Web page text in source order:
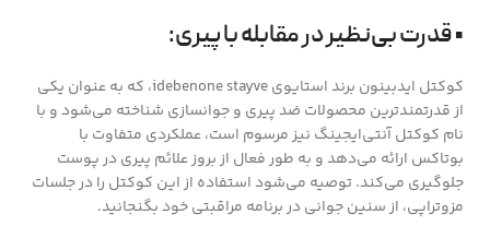
• قدرت بی‌نظیر در مقابله با پیری:
کوکتل ایدبینون برند استایوی idebenone stayve، که به عنوان یکی
از قدرتمندترین محصولات ضد پیری و جوانسازی شناخته می‌شود و با
نام کوکتل آنتی‌ایجینگ نیز مرسوم است، عملکردی متفاوت با
بوتاکس ارائه می‌دهد و به طور فعال از بروز علائم پیری در پوست
جلوگیری می‌کند. توصیه می‌شود استفاده از این کوکتل را در جلسات
مزوتراپی، از سنین جوانی در برنامه مراقبتی خود بگنجانید.